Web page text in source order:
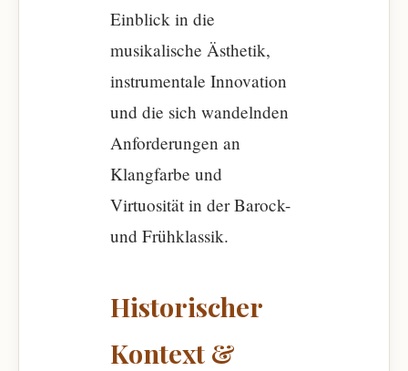
Einblick in die
musikalische Ästhetik,
instrumentale Innovation
und die sich wandelnden
Anforderungen an
Klangfarbe und
Virtuosität in der Barock-
und Frühklassik.
Historischer
Kontext &